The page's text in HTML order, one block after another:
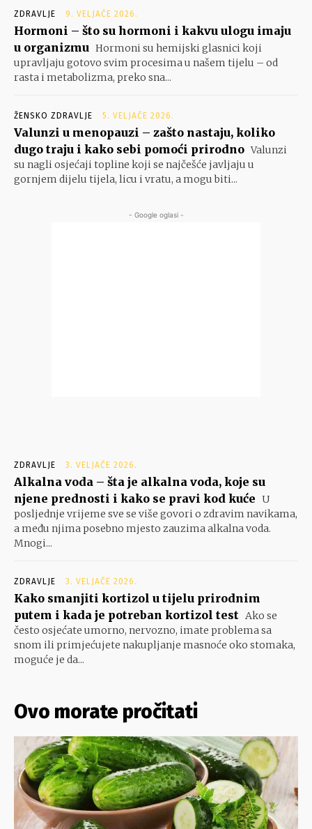
ZDRAVLJE 9. VELJAČE 2026.
Hormoni – što su hormoni i kakvu ulogu imaju
u organizmu Hormoni su hemijski glasnici koji
upravljaju gotovo svim procesima u našem tijelu – od
rasta i metabolizma, preko sna...
ŽENSKO ZDRAVLJE 5. VELJAČE 2026.
Valunzi u menopauzi – zašto nastaju, koliko
dugo traju i kako sebi pomoći prirodno Valunzi
su nagli osjećaji topline koji se najčešće javljaju u
gornjem dijelu tijela, licu i vratu, a mogu biti...
- Google oglasi -
ZDRAVLJE 3. VELJAČE 2026.
Alkalna voda – šta je alkalna voda, koje su
njene prednosti i kako se pravi kod kuće U
posljednje vrijeme sve se više govori o zdravim navikama,
a među njima posebno mjesto zauzima alkalna voda.
Mnogi...
ZDRAVLJE 3. VELJAČE 2026.
Kako smanjiti kortizol u tijelu prirodnim
putem i kada je potreban kortizol test Ako se
često osjećate umorno, nervozno, imate problema sa
snom ili primjećujete nakupljanje masnoće oko stomaka,
moguće je da...
Ovo morate pročitati